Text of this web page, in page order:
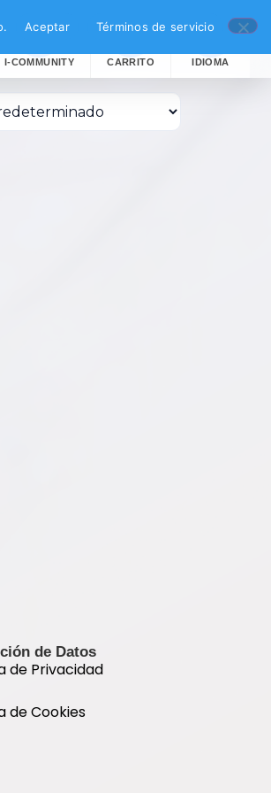
I-COMMUNITY CARRITO IDIOMA
de Datos
de Privacidad
de Cookies
Aceptar Términos de servicio